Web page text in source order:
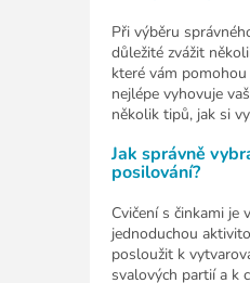
Při výběru
důležité zvážit
které vám
nejlépe vyhovuje
několik tipů, jak si
Jak správně
posilování?
Cvičení s činkami je
jednoduchou
posloužit k
svalových partií a k